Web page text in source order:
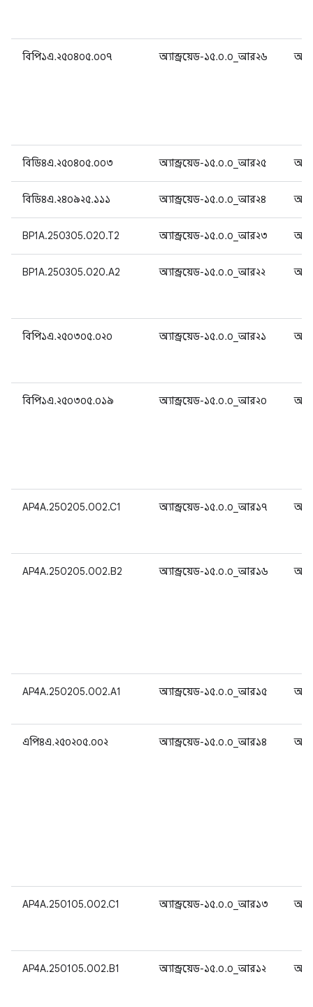
বিপি১এ.২৫০৪০৫.০০৭ অ্যান্ড্রয়েড-১৫.০.০_আর২৬
বিডি৪এ.২৫০৪০৫.০০৩ অ্যান্ড্রয়েড-১৫.০.০_আর২৫
বিডি৪এ.২৪০৯২৫.১১১ অ্যান্ড্রয়েড-১৫.০.০_আর২৪
BP1A.250305.020.T2 অ্যান্ড্রয়েড-১৫.০.০_আর২৩
BP1A.250305.020.A2 অ্যান্ড্রয়েড-১৫.০.০_আর২২
বিপি১এ.২৫০৩০৫.০২০ অ্যান্ড্রয়েড-১৫.০.০_আর২১
বিপি১এ.২৫০৩০৫.০১৯ অ্যান্ড্রয়েড-১৫.০.০_আর২০
AP4A.250205.002.C1 অ্যান্ড্রয়েড-১৫.০.০_আর১৭
AP4A.250205.002.B2 অ্যান্ড্রয়েড-১৫.০.০_আর১৬
AP4A.250205.002.A1 অ্যান্ড্রয়েড-১৫.০.০_আর১৫
এপি৪এ.২৫০২০৫.০০২ অ্যান্ড্রয়েড-১৫.০.০_আর১৪
AP4A.250105.002.C1 অ্যান্ড্রয়েড-১৫.০.০_আর১৩
AP4A.250105.002.B1 অ্যান্ড্রয়েড-১৫.০.০_আর১২